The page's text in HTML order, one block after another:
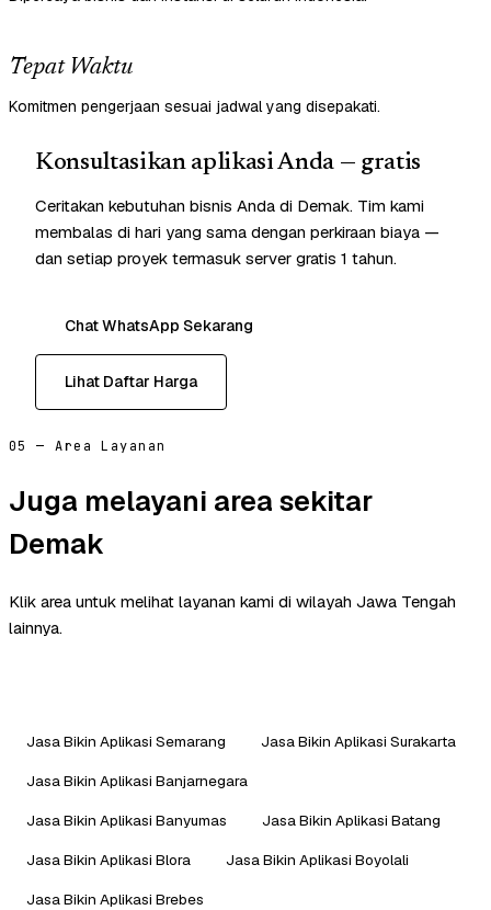
Tepat Waktu
Komitmen pengerjaan sesuai jadwal yang disepakati.
Konsultasikan aplikasi Anda — gratis
Ceritakan kebutuhan bisnis Anda di Demak. Tim kami
membalas di hari yang sama dengan perkiraan biaya —
dan setiap proyek termasuk server gratis 1 tahun.
Chat WhatsApp Sekarang
Lihat Daftar Harga
05 — Area Layanan
Juga melayani area sekitar
Demak
Klik area untuk melihat layanan kami di wilayah Jawa Tengah
lainnya.
Jasa Bikin Aplikasi Semarang
Jasa Bikin Aplikasi Surakarta
Jasa Bikin Aplikasi Banjarnegara
Jasa Bikin Aplikasi Banyumas
Jasa Bikin Aplikasi Batang
Jasa Bikin Aplikasi Blora
Jasa Bikin Aplikasi Boyolali
Jasa Bikin Aplikasi Brebes